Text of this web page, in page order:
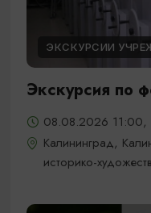
ЭКСКУРСИИ
Экскурсия по
08.08.2026
Калининград,
историко-